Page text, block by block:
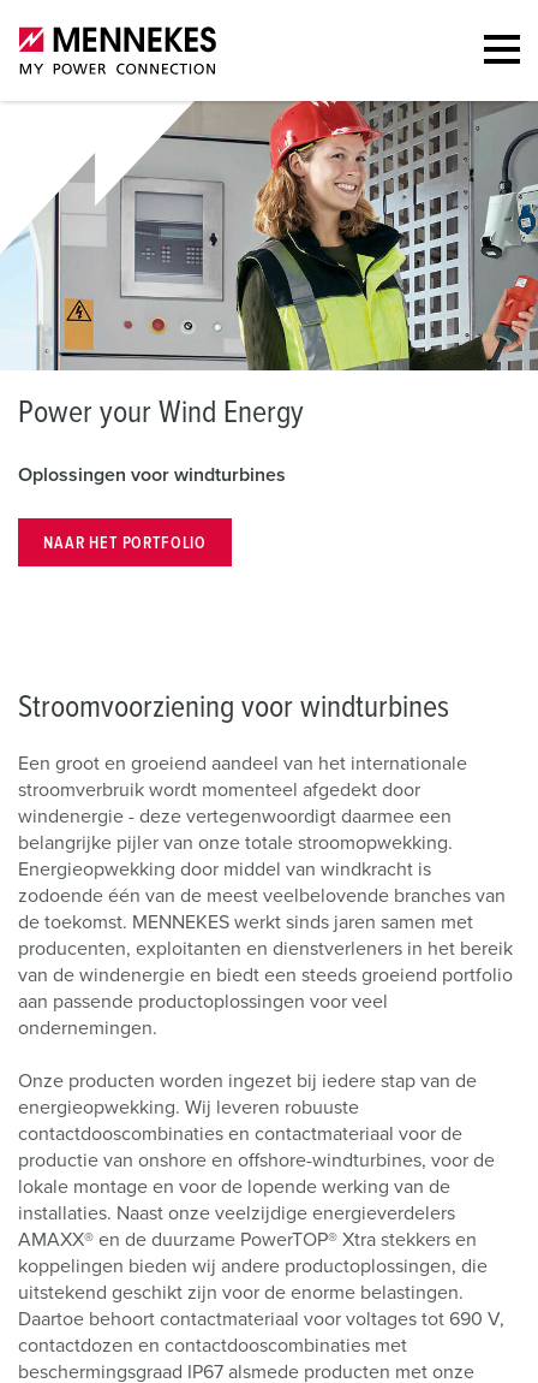
Power your Wind Energy
Oplossingen voor windturbines
NAAR HET PORTFOLIO
Stroomvoorziening voor windturbines
Een groot en groeiend aandeel van het internationale
stroomverbruik wordt momenteel afgedekt door
windenergie - deze vertegenwoordigt daarmee een
belangrijke pijler van onze totale stroomopwekking.
Energieopwekking door middel van windkracht is
zodoende één van de meest veelbelovende branches van
de toekomst. MENNEKES werkt sinds jaren samen met
producenten, exploitanten en dienstverleners in het bereik
van de windenergie en biedt een steeds groeiend portfolio
aan passende productoplossingen voor veel
ondernemingen.
Onze producten worden ingezet bij iedere stap van de
energieopwekking. Wij leveren robuuste
contactdooscombinaties en contactmateriaal voor de
productie van onshore en offshore-windturbines, voor de
lokale montage en voor de lopende werking van de
installaties. Naast onze veelzijdige energieverdelers
AMAXX® en de duurzame PowerTOP® Xtra stekkers en
koppelingen bieden wij andere productoplossingen, die
uitstekend geschikt zijn voor de enorme belastingen.
Daartoe behoort contactmateriaal voor voltages tot 690 V,
contactdozen en contactdooscombinaties met
beschermingsgraad IP67 alsmede producten met onze